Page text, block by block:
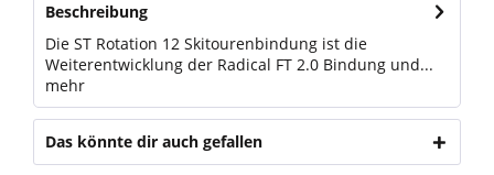
Beschreibung
Die ST Rotation 12 Skitourenbindung ist die
Weiterentwicklung der Radical FT 2.0 Bindung und...
mehr
Das könnte dir auch gefallen